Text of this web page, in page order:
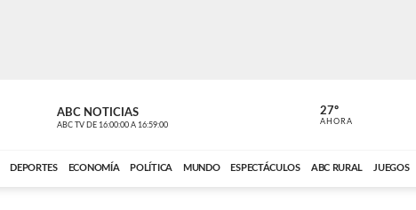
ABC NOTICIAS
ABC TV DE 16:00:00 A 16:59:00 ABC CARDINAL
27º
AHORA
DEPORTES ECONOMÍA POLÍTICA MUNDO ESPECTÁCULOS ABC RURAL JUEGOS